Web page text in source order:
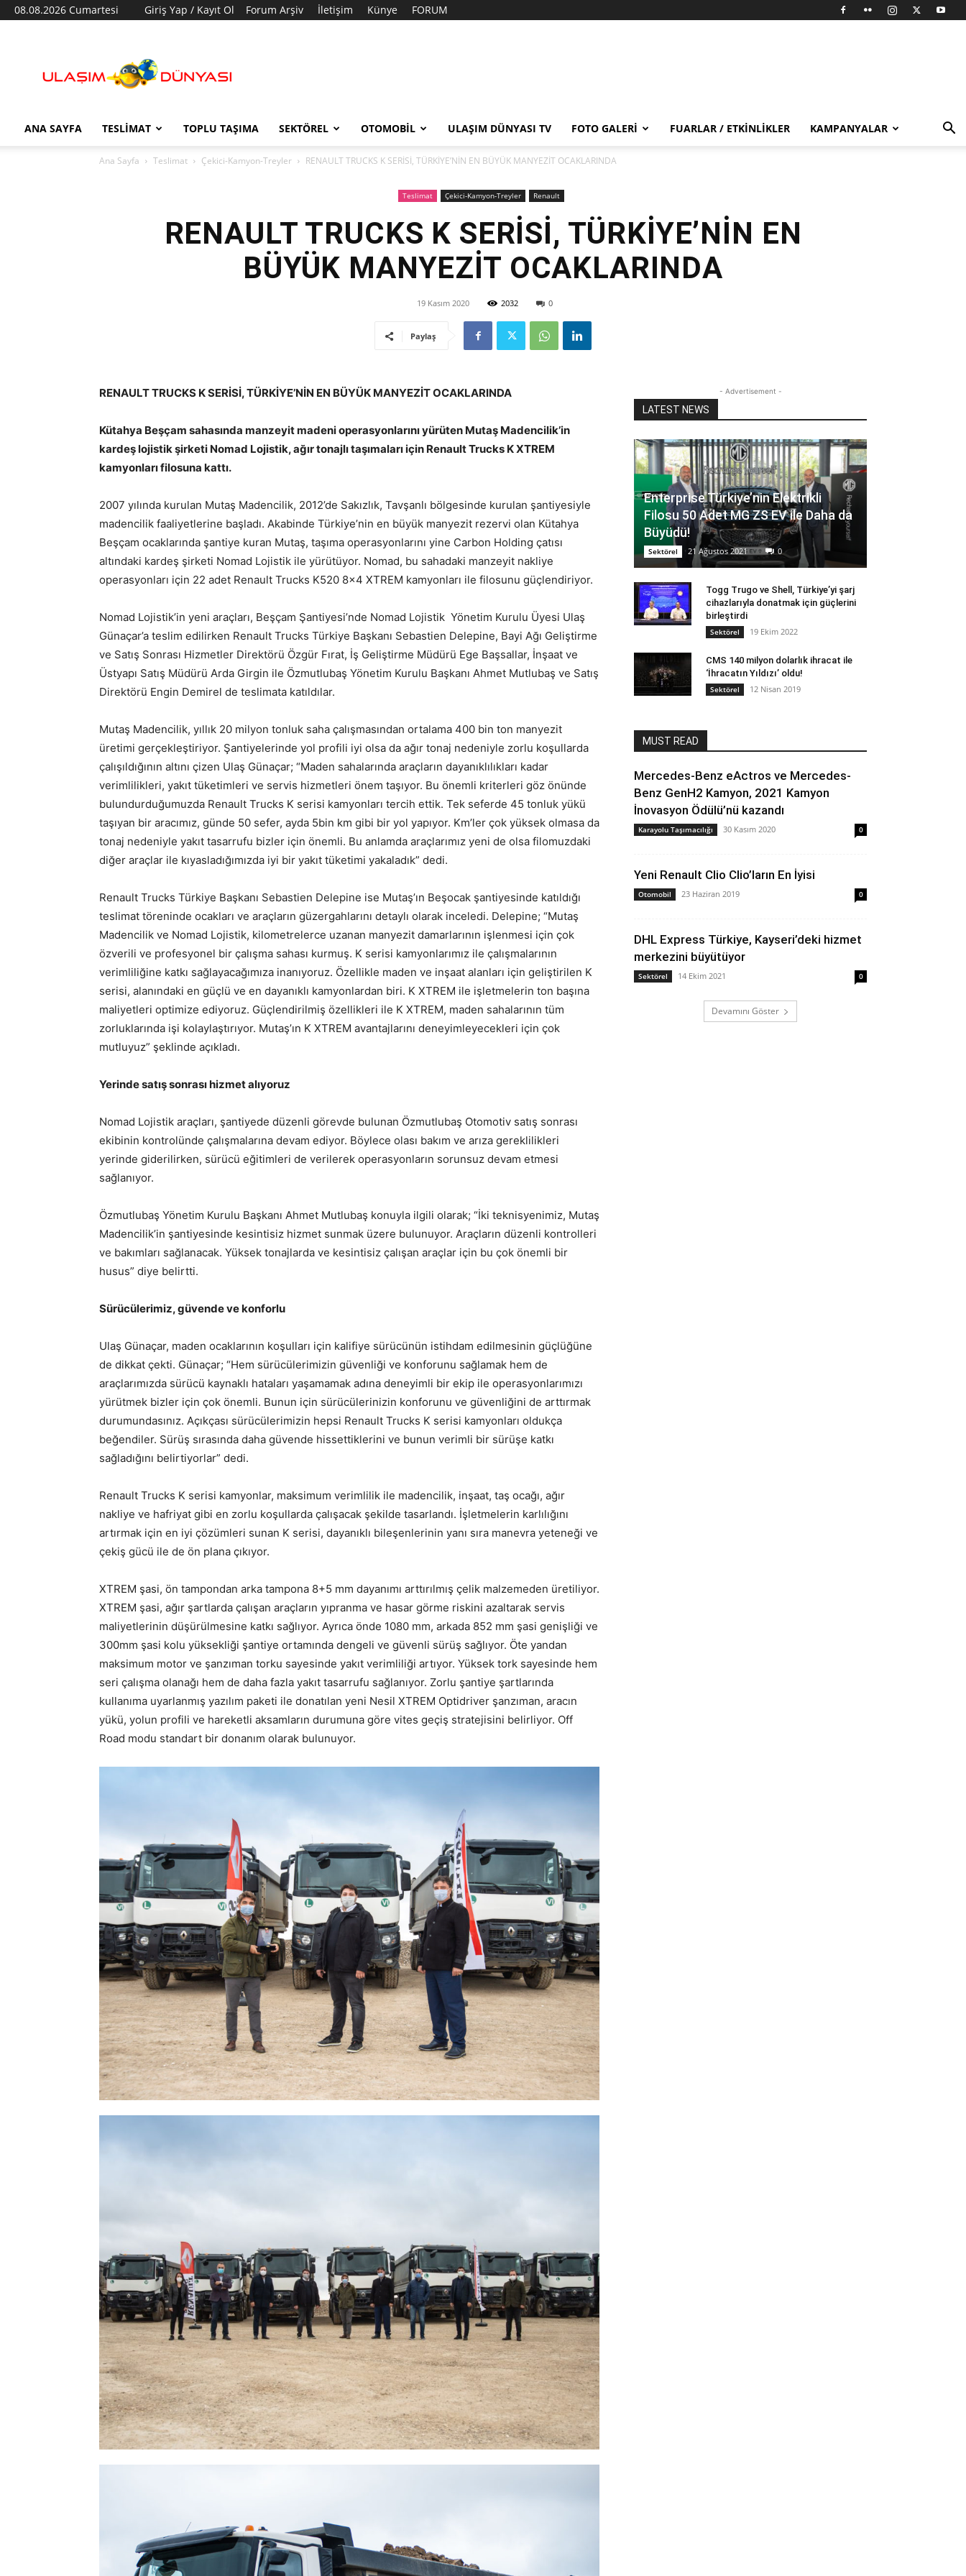
08.08.2026 Cumartesi Giriş Yap / Kayıt Ol Forum Arşiv İletişim Künye FORUM
Dünyası
ANA SAYFA TESLIMAT TOPLU TAŞIMA SEKTÖREL OTOMOBIL ULAŞIM DÜNYASI TV FOTO GALERI FUARLAR / ETKINLIKLER KAMPANYALAR
Ana Sayfa Teslimat Çekici-Kamyon-Treyler RENAULT TRUCKS K SERİSİ, TÜRKİYE’NİN EN BÜYÜK MANYEZİT OCAKLARINDA
Teslimat Çekici-Kamyon-Treyler Renault
RENAULT TRUCKS K SERİSİ, TÜRKİYE’NİN EN
BÜYÜK MANYEZİT OCAKLARINDA
19 Kasım 2020 2032 0
Paylaş
RENAULT TRUCKS K SERİSİ, TÜRKİYE’NİN EN BÜYÜK MANYEZİT OCAKLARINDA
Kütahya Beşçam sahasında manzeyit madeni operasyonlarını yürüten Mutaş Madencilik’in
kardeş lojistik şirketi Nomad Lojistik, ağır tonajlı taşımaları için Renault Trucks K XTREM
kamyonları filosuna kattı.
2007 yılında kurulan Mutaş Madencilik, 2012’de Sakızlık, Tavşanlı bölgesinde kurulan şantiyesiyle
madencilik faaliyetlerine başladı. Akabinde Türkiye’nin en büyük manyezit rezervi olan Kütahya
Beşçam ocaklarında şantiye kuran Mutaş, taşıma operasyonlarını yine Carbon Holding çatısı
altındaki kardeş şirketi Nomad Lojistik ile yürütüyor. Nomad, bu sahadaki manzeyit nakliye
operasyonları için 22 adet Renault Trucks K520 8×4 XTREM kamyonları ile filosunu güçlendiriyor.
Nomad Lojistik’in yeni araçları, Beşçam Şantiyesi’nde Nomad Lojistik Yönetim Kurulu Üyesi Ulaş
Günaçar’a teslim edilirken Renault Trucks Türkiye Başkanı Sebastien Delepine, Bayi Ağı Geliştirme
ve Satış Sonrası Hizmetler Direktörü Özgür Fırat, İş Geliştirme Müdürü Ege Başsallar, İnşaat ve
Üstyapı Satış Müdürü Arda Girgin ile Özmutlubaş Yönetim Kurulu Başkanı Ahmet Mutlubaş ve Satış
Direktörü Engin Demirel de teslimata katıldılar.
Mutaş Madencilik, yıllık 20 milyon tonluk saha çalışmasından ortalama 400 bin ton manyezit
üretimi gerçekleştiriyor. Şantiyelerinde yol profili iyi olsa da ağır tonaj nedeniyle zorlu koşullarda
çalışıldığının altını çizen Ulaş Günaçar; “Maden sahalarında araçların dayanıklılıkları kadar
verimlilikleri, yakıt tüketimleri ve servis hizmetleri önem taşıyor. Bu önemli kriterleri göz önünde
bulundurduğumuzda Renault Trucks K serisi kamyonları tercih ettik. Tek seferde 45 tonluk yükü
taşıyan bir aracımız, günde 50 sefer, ayda 5bin km gibi bir yol yapıyor. Km’ler çok yüksek olmasa da
tonaj nedeniyle yakıt tasarrufu bizler için önemli. Bu anlamda araçlarımız yeni de olsa filomuzdaki
diğer araçlar ile kıyasladığımızda iyi bir yakıt tüketimi yakaladık” dedi.
Renault Trucks Türkiye Başkanı Sebastien Delepine ise Mutaş’ın Beşocak şantiyesinde katıldığı
teslimat töreninde ocakları ve araçların güzergahlarını detaylı olarak inceledi. Delepine; “Mutaş
Madencilik ve Nomad Lojistik, kilometrelerce uzanan manyezit damarlarının işlenmesi için çok
özverili ve profesyonel bir çalışma sahası kurmuş. K serisi kamyonlarımız ile çalışmalarının
verimliliğine katkı sağlayacağımıza inanıyoruz. Özellikle maden ve inşaat alanları için geliştirilen K
serisi, alanındaki en güçlü ve en dayanıklı kamyonlardan biri. K XTREM ile işletmelerin ton başına
maliyetleri optimize ediyoruz. Güçlendirilmiş özellikleri ile K XTREM, maden sahalarının tüm
zorluklarında işi kolaylaştırıyor. Mutaş’ın K XTREM avantajlarını deneyimleyecekleri için çok
mutluyuz” şeklinde açıkladı.
Yerinde satış sonrası hizmet alıyoruz
Nomad Lojistik araçları, şantiyede düzenli görevde bulunan Özmutlubaş Otomotiv satış sonrası
ekibinin kontrolünde çalışmalarına devam ediyor. Böylece olası bakım ve arıza gereklilikleri
yerinde giderilirken, sürücü eğitimleri de verilerek operasyonların sorunsuz devam etmesi
sağlanıyor.
Özmutlubaş Yönetim Kurulu Başkanı Ahmet Mutlubaş konuyla ilgili olarak; “İki teknisyenimiz, Mutaş
Madencilik’in şantiyesinde kesintisiz hizmet sunmak üzere bulunuyor. Araçların düzenli kontrolleri
ve bakımları sağlanacak. Yüksek tonajlarda ve kesintisiz çalışan araçlar için bu çok önemli bir
husus” diye belirtti.
Sürücülerimiz, güvende ve konforlu
Ulaş Günaçar, maden ocaklarının koşulları için kalifiye sürücünün istihdam edilmesinin güçlüğüne
de dikkat çekti. Günaçar; “Hem sürücülerimizin güvenliği ve konforunu sağlamak hem de
araçlarımızda sürücü kaynaklı hataları yaşamamak adına deneyimli bir ekip ile operasyonlarımızı
yürütmek bizler için çok önemli. Bunun için sürücülerinizin konforunu ve güvenliğini de arttırmak
durumundasınız. Açıkçası sürücülerimizin hepsi Renault Trucks K serisi kamyonları oldukça
beğendiler. Sürüş sırasında daha güvende hissettiklerini ve bunun verimli bir sürüşe katkı
sağladığını belirtiyorlar” dedi.
Renault Trucks K serisi kamyonlar, maksimum verimlilik ile madencilik, inşaat, taş ocağı, ağır
nakliye ve hafriyat gibi en zorlu koşullarda çalışacak şekilde tasarlandı. İşletmelerin karlılığını
artırmak için en iyi çözümleri sunan K serisi, dayanıklı bileşenlerinin yanı sıra manevra yeteneği ve
çekiş gücü ile de ön plana çıkıyor.
XTREM şasi, ön tampondan arka tampona 8+5 mm dayanımı arttırılmış çelik malzemeden üretiliyor.
XTREM şasi, ağır şartlarda çalışan araçların yıpranma ve hasar görme riskini azaltarak servis
maliyetlerinin düşürülmesine katkı sağlıyor. Ayrıca önde 1080 mm, arkada 852 mm şasi genişliği ve
300mm şasi kolu yüksekliği şantiye ortamında dengeli ve güvenli sürüş sağlıyor. Öte yandan
maksimum motor ve şanzıman torku sayesinde yakıt verimliliği artıyor. Yüksek tork sayesinde hem
seri çalışma olanağı hem de daha fazla yakıt tasarrufu sağlanıyor. Zorlu şantiye şartlarında
kullanıma uyarlanmış yazılım paketi ile donatılan yeni Nesil XTREM Optidriver şanzıman, aracın
yükü, yolun profili ve hareketli aksamların durumuna göre vites geçiş stratejisini belirliyor. Off
Road modu standart bir donanım olarak bulunuyor.
- Advertisement -
LATEST NEWS
Enterprise Türkiye’nin Elektrikli
Filosu 50 Adet MG ZS EV ile Daha da
Büyüdü!
Sektörel 21 Ağustos 2021 0
Togg Trugo ve Shell, Türkiye’yi şarj
cihazlarıyla donatmak için güçlerini
birleştirdi
Sektörel 19 Ekim 2022
CMS 140 milyon dolarlık ihracat ile
‘İhracatın Yıldızı’ oldu!
Sektörel 12 Nisan 2019
MUST READ
Mercedes-Benz eActros ve Mercedes-
Benz GenH2 Kamyon, 2021 Kamyon
İnovasyon Ödülü’nü kazandı
Karayolu Taşımacılığı 30 Kasım 2020 0
Yeni Renault Clio Clio’ların En İyisi
Otomobil 23 Haziran 2019 0
DHL Express Türkiye, Kayseri’deki hizmet
merkezini büyütüyor
Sektörel 14 Ekim 2021 0
Devamını Göster